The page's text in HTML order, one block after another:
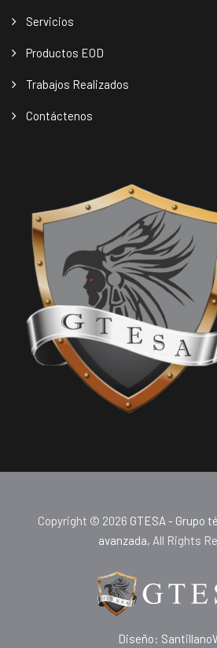
Servicios
Productos EOD
Trabajos Realizados
Contáctenos
Copyright © 2026 GTESA - Grupo
avanzada, All Rights
Diseño: